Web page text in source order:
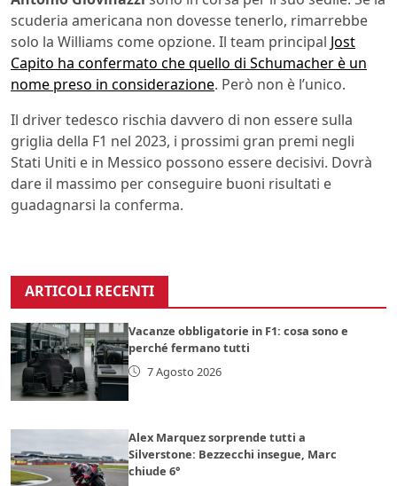
scuderia americana non dovesse tenerlo, rimarrebbe
solo la Williams come opzione. Il team principal Jost
Capito ha confermato che quello di Schumacher è un
nome preso in considerazione. Però non è l’unico.
Il driver tedesco rischia davvero di non essere sulla
griglia della F1 nel 2023, i prossimi gran premi negli
Stati Uniti e in Messico possono essere decisivi. Dovrà
dare il massimo per conseguire buoni risultati e
guadagnarsi la conferma.
ARTICOLI RECENTI
Vacanze obbligatorie in F1: cosa sono e
perché fermano tutti
7 Agosto 2026
Alex Marquez sorprende tutti a
Silverstone: Bezzecchi insegue, Marc
chiude 6°